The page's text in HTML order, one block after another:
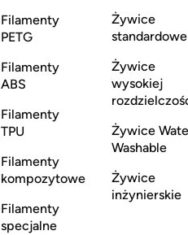
Filamenty
PETG
Filamenty
ABS
Filamenty
TPU
Filamenty
kompozytowe
Filamenty
specjalne
Żywice
standardowe
Żywice
wysokiej
Żywice
Washable
Żywice
inżynierskie